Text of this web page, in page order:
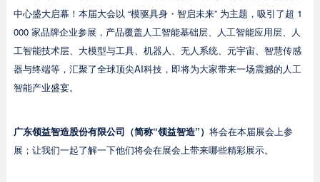
中心盛大启幕！本届大会以 “模驱具身・智启未来” 为主题，吸引了超 1
000 家品牌企业参展，产品覆盖人工智能基础层、人工智能应用层、人
工智能技术层、大模型与工具、机器人、无人系统、元宇宙、智慧传感
器与终端等，汇聚了全球顶尖AI科技，即将为大家带来一场震撼的人工
智能产业盛宴。
广东领益智造股份有限公司（简称“领益智造”） 将会在本届展会上参
展；让我们一起了解一下他们将会在展会上带来哪些精彩展示。